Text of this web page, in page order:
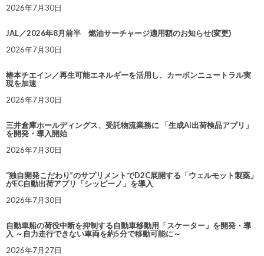
2026年7月30日
JAL／2026年8月前半 燃油サーチャージ適用額のお知らせ(変更)
2026年7月30日
椿本チエイン／再生可能エネルギーを活用し、カーボンニュートラル実
現を加速
2026年7月30日
三井倉庫ホールディングス、受託物流業務に 「生成AI出荷検品アプリ」
を開発・導入開始
2026年7月30日
“独自開発こだわり”のサプリメントでD2C展開する「ウェルモット製薬」
がEC自動出荷アプリ「シッピーノ」を導入
2026年7月30日
自動車船の荷役中断を抑制する自動車移動用「スケーター」を開発・導
入 ～自力走行できない車両を約5分で移動可能に～
2026年7月27日